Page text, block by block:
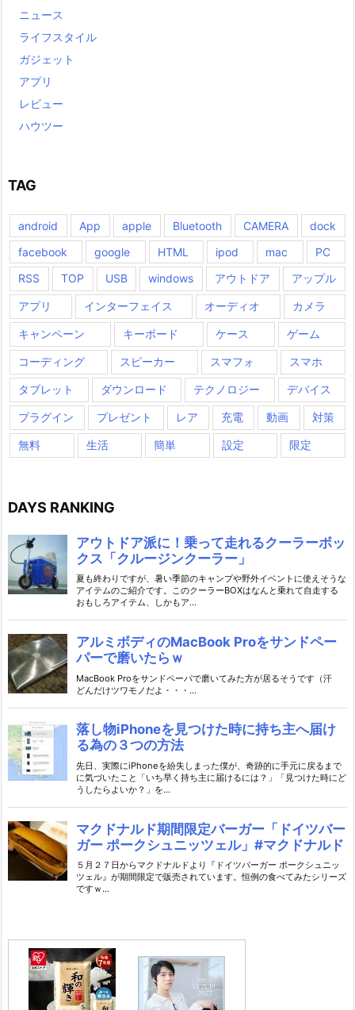
ニュース
ライフスタイル
ガジェット
アプリ
レビュー
ハウツー
TAG
android App apple Bluetooth CAMERA
dock
facebook
google HTML ipod mac
PC
RSS
TOP USB windows アウトドア アップル
アプリ インターフェイス オーディオ カメラ
キャンペーン キーボード ケース ゲーム
コーディング スピーカー スマフォ スマホ
タブレット ダウンロード テクノロジー デバイス
プラグイン プレゼント レア 充電 動画 対策
無料 生活 簡単 設定 限定
DAYS RANKING